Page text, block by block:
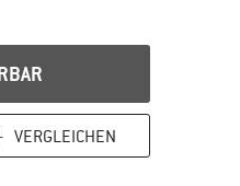
VERGLEICHEN